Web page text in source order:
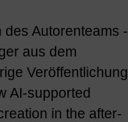
Autorenteams -
aus dem
Veröffentlichung
AI-supported
in the after-